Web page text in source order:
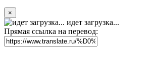
×
идет загрузка...
Прямая ссылка на перевод: